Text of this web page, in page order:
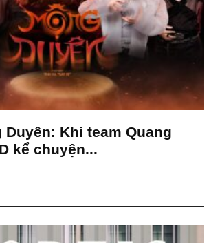
Duyên: Khi team Quang
kể chuyện...